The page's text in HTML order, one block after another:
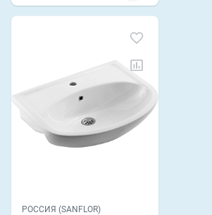
РОССИЯ (SANFLOR)